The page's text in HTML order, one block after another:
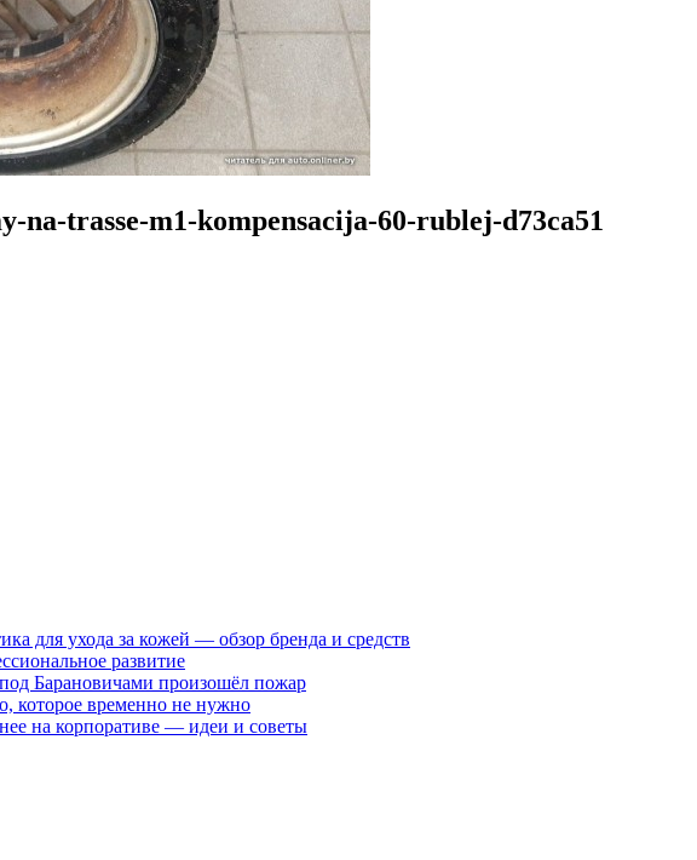
na-trasse-m1-kompensacija-60-rublej-d73ca51
для ухода за кожей — обзор бренда и средств
развитие
Барановичами произошёл пожар
которое временно не нужно
на корпоративе — идеи и советы